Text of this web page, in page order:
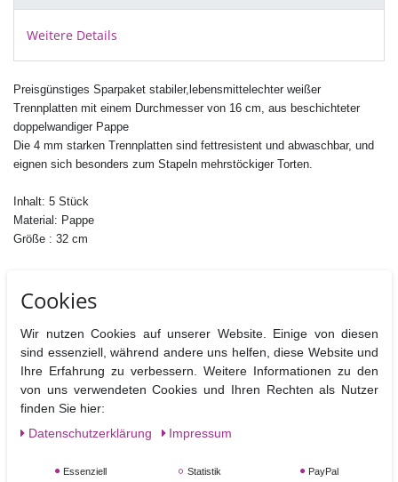
Weitere Details
Preisgünstiges Sparpaket stabiler,lebensmittelechter weißer
Trennplatten mit einem Durchmesser von 16 cm, aus beschichteter
doppelwandiger Pappe
Die 4 mm starken Trennplatten sind fettresistent und abwaschbar, und
eignen sich besonders zum Stapeln mehrstöckiger Torten.
Inhalt: 5 Stück
Material: Pappe
Größe : 32 cm
Ähnliche Artikel
Cookies
Wir nutzen Cookies auf unserer Website. Einige von diesen
sind essenziell, während andere uns helfen, diese Website und
Ihre Erfahrung zu verbessern. Weitere Informationen zu den
von uns verwendeten Cookies und Ihren Rechten als Nutzer
finden Sie hier:
Daten­schutz­erklärung
Impressum
Essenziell Statistik PayPal